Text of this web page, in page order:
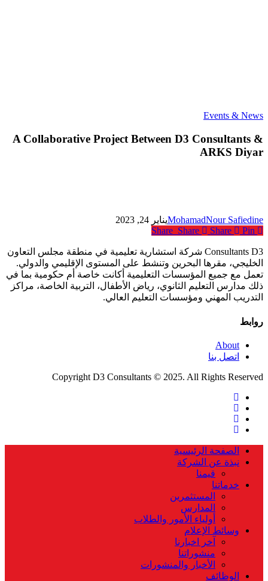
Events & News
A
Project
Between
D3
A Collaborative Project Between D3 Consultants &
ARKS Diyar
MohamadNour Safiedineيناير 24, 2023
Share Share Share Pin
Consultants D3 شركة استشارية تعليمية في منطقة مجلس التعاون
الخليجي، مقرها البحرين وتنشط على المستوى الإقليمي والدولي.
تعمل مع جميع المؤسسات التعليمية أكانت خاصة أم حكومية بما في
ذلك مدارس التعليم الثانوي، رياض الأطفال، التربية الخاصة، مراكز
التدريب المهني ومؤسسات التعليم العالي.
روابط
About
اتصل بنا
Copyright D3 Consultants © 2025. All Rights Reserved
twitter
facebook
linkedin
instagram
Close
Menu
الصفحة الرئيسية
نبذة عن الشركة
قيمنا
خدماتنا
المستثمرين
المدارس
أولياء الأمور والطلاب
وسائط الإعلام
آخر اخبارنا
منشوراتنا
الأخبار والمنشورات
الوظائف